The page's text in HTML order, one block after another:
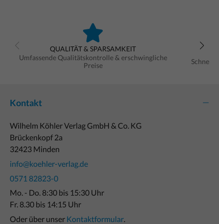
QUALITÄT & SPARSAMKEIT
Umfassende Qualitätskontrolle & erschwingliche
Preise
Schnelle
Kontakt
Wilhelm Köhler Verlag GmbH & Co. KG
Brückenkopf 2a
32423 Minden
info@koehler-verlag.de
0571 82823-0
Mo. - Do. 8:30 bis 15:30 Uhr
Fr. 8.30 bis 14:15 Uhr
Oder über unser Kontaktformular